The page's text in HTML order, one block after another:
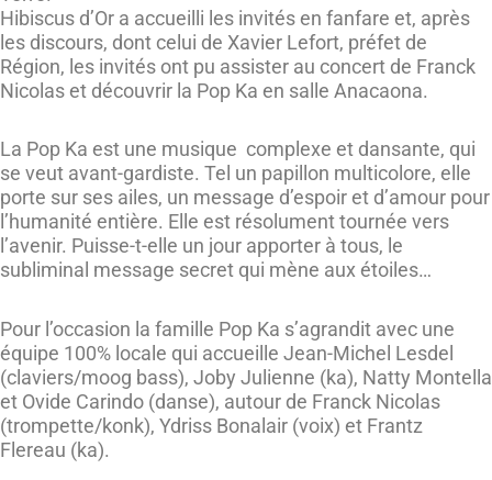
Hibiscus d’Or a accueilli les invités en fanfare et, après
les discours, dont celui de Xavier Lefort, préfet de
Région, les invités ont pu assister au concert de Franck
Nicolas et découvrir la Pop Ka en salle Anacaona.
La Pop Ka est une musique complexe et dansante, qui
se veut avant-gardiste. Tel un papillon multicolore, elle
porte sur ses ailes, un message d’espoir et d’amour pour
l’humanité entière. Elle est résolument tournée vers
l’avenir. Puisse-t-elle un jour apporter à tous, le
subliminal message secret qui mène aux étoiles…
Pour l’occasion la famille Pop Ka s’agrandit avec une
équipe 100% locale qui accueille Jean-Michel Lesdel
(claviers/moog bass), Joby Julienne (ka), Natty Montella
et Ovide Carindo (danse), autour de Franck Nicolas
(trompette/konk), Ydriss Bonalair (voix) et Frantz
Flereau (ka).